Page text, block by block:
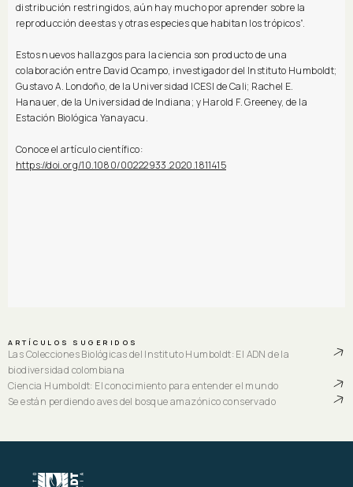
distribución restringidos, aún hay mucho por aprender sobre la
reproducción de estas y otras especies que habitan los trópicos”.
Estos nuevos hallazgos para la ciencia son producto de una
colaboración entre David Ocampo, investigador del Instituto Humboldt;
Gustavo A. Londoño, de la Universidad ICESI de Cali; Rachel E.
Hanauer, de la Universidad de Indiana; y Harold F. Greeney, de la
Estación Biológica Yanayacu.
Conoce el artículo científico:
https://doi.org/10.1080/00222933.2020.1811415
ARTÍCULOS SUGERIDOS
Las Colecciones Biológicas del Instituto Humboldt: El ADN de la
biodiversidad colombiana
Ciencia Humboldt: El conocimiento para entender el mundo
Se están perdiendo aves del bosque amazónico conservado